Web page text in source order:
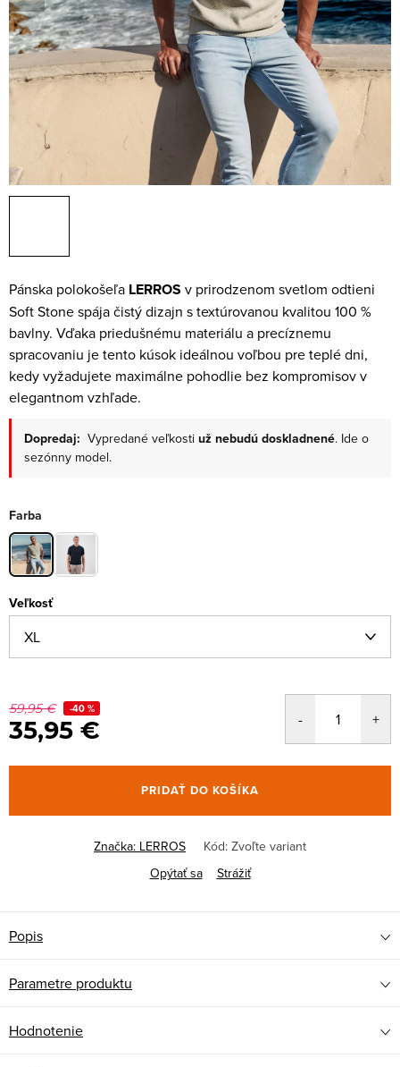
Pánska polokošeľa LERROS v prirodzenom svetlom odtieni
Soft Stone spája čistý dizajn s textúrovanou kvalitou 100 %
bavlny. Vďaka priedušnému materiálu a precíznemu
spracovaniu je tento kúsok ideálnou voľbou pre teplé dni,
kedy vyžadujete maximálne pohodlie bez kompromisov v
elegantnom vzhľade.
Dopredaj: Vypredané veľkosti už nebudú doskladnené. Ide o
sezónny model.
Farba
Veľkosť
59,95 € -40 %
35,95 €
PRIDAŤ DO KOŠÍKA
Značka: LERROS Kód: Zvoľte variant
Opýtať sa
Strážiť
Popis
Parametre produktu
Hodnotenie